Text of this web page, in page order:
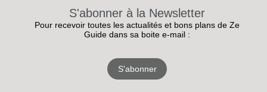
S'abonner à la Newsletter
Pour recevoir toutes les actualités et bons plans de Ze
Guide dans sa boite e-mail :
S'abonner